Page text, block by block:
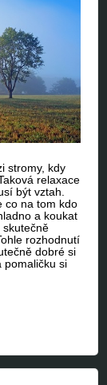
stromy, kdy
relaxace
být vztah.
co na tom kdo
a koukat
skutečně
rozhodnutí
dobré si
pomaličku si